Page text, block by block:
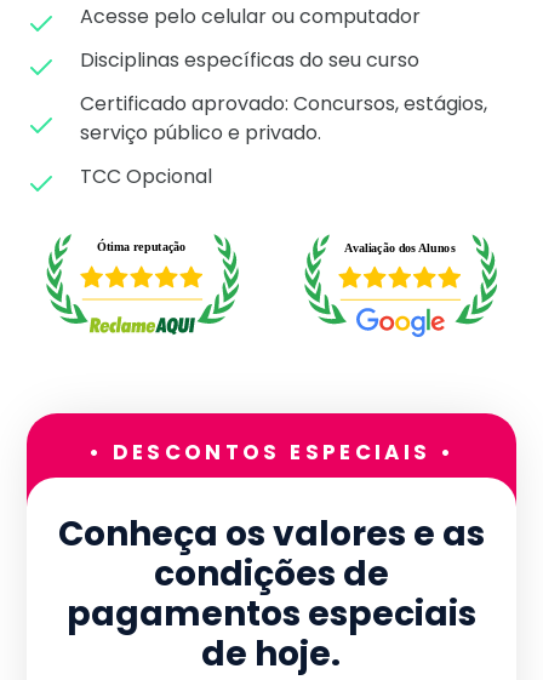
Acesse pelo celular ou computador
Disciplinas específicas do seu curso
Certificado aprovado: Concursos, estágios,
serviço público e privado.
TCC Opcional
• DESCONTOS ESPECIAIS •
Conheça os valores e as
condições de
pagamentos especiais
de hoje.